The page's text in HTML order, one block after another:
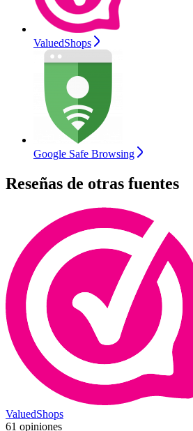
ValuedShops
Google Safe Browsing
Reseñas de otras fuentes
ValuedShops
61 opiniones